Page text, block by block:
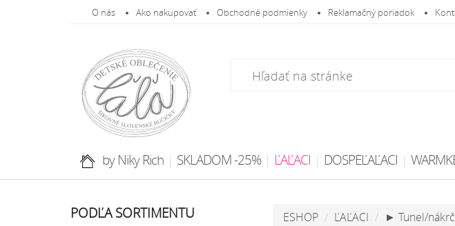
O nás Ako nakupovať Obchodné podmienky Reklamačný poriadok
by Niky Rich SKLADOM -25% ĽAĽACI DOSPEĽAĽACI
PODĽA SORTIMENTU ESHOP ĽAĽACI ► Tunel/